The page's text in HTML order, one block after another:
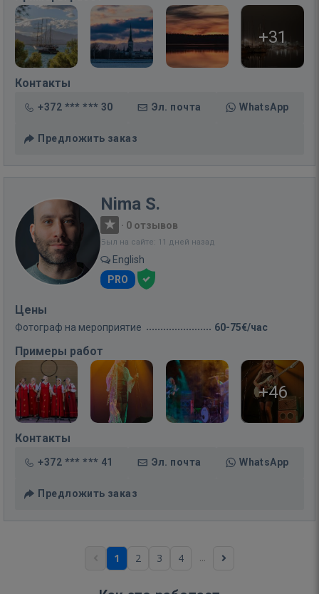
+31
Контакты
+372 *** *** 30 Эл. почта WhatsApp
Предложить заказ
Nima S.
· 0 отзывов
Был на сайте: 11 дней назад
English
PRO
Цены
Фотограф на мероприятие 60-75€/час
Примеры работ
+46
Контакты
+372 *** *** 41 Эл. почта WhatsApp
Предложить заказ
1 2 3 4 ...